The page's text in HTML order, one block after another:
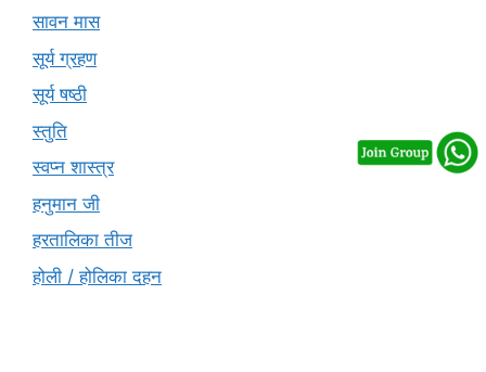
सावन मास
सूर्य ग्रहण
सूर्य षष्ठी
स्तुति
स्वप्न शास्त्र
हनुमान जी
हरतालिका तीज
होली / होलिका दहन